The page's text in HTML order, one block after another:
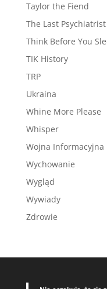
Taylor the Fiend
The Last Psychiatrist
Think Before You
TIK History
TRP
Ukraina
Whine More Please
Whisper
Wojna Informacyjna
Wychowanie
Wygląd
Wywiady
Zdrowie